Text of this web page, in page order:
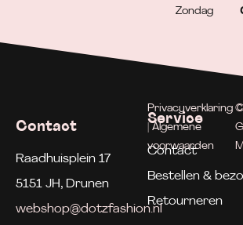
Zondag
Contact
Raadhuisplein 17
5151 JH, Drunen
webshop@dotzfashion.nl
Service
Contact
Bestellen &
Retourneren
Privacyverklaring
| Algemene
voorwaarden
©